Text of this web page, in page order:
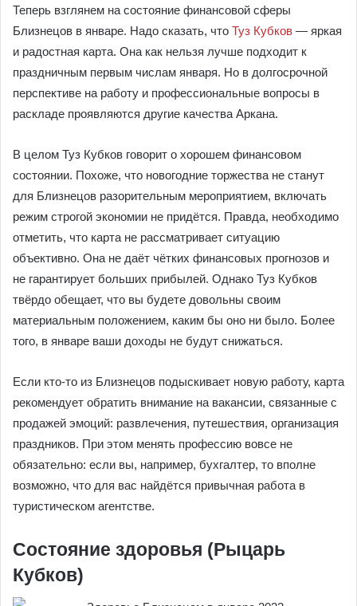
Теперь взглянем на состояние финансовой сферы
Близнецов в январе. Надо сказать, что Туз Кубков — яркая
и радостная карта. Она как нельзя лучше подходит к
праздничным первым числам января. Но в долгосрочной
перспективе на работу и профессиональные вопросы в
раскладе проявляются другие качества Аркана.
В целом Туз Кубков говорит о хорошем финансовом
состоянии. Похоже, что новогодние торжества не станут
для Близнецов разорительным мероприятием, включать
режим строгой экономии не придётся. Правда, необходимо
отметить, что карта не рассматривает ситуацию
объективно. Она не даёт чётких финансовых прогнозов и
не гарантирует больших прибылей. Однако Туз Кубков
твёрдо обещает, что вы будете довольны своим
материальным положением, каким бы оно ни было. Более
того, в январе ваши доходы не будут снижаться.
Если кто-то из Близнецов подыскивает новую работу, карта
рекомендует обратить внимание на вакансии, связанные с
продажей эмоций: развлечения, путешествия, организация
праздников. При этом менять профессию вовсе не
обязательно: если вы, например, бухгалтер, то вполне
возможно, что для вас найдётся привычная работа в
туристическом агентстве.
Состояние здоровья (Рыцарь
Кубков)